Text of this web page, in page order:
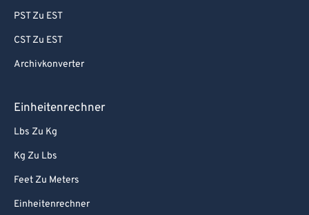
PST Zu EST
CST Zu EST
Archivkonverter
Einheitenrechner
Lbs Zu Kg
Kg Zu Lbs
Feet Zu Meters
Einheitenrechner